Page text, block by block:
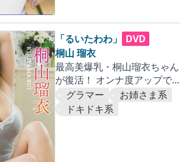
「るいたわわ」
DVD
桐山 瑠衣
最高美爆乳・桐山瑠衣ちゃん
が復活！ オンナ度アップで
愛がぎっしりユッサユサ！！
グラマー
お姉さま系
ドキドキ系